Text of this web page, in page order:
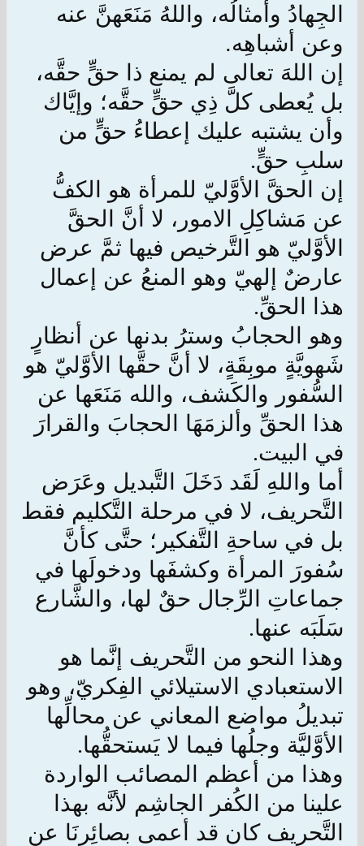
الجِهادُ وأمثالُه، واللهُ مَنَعَهنَّ عنه
وعن أشباهِه.
إن اللهَ تعالى لم يمنع ذا حقٍّ حقَّه،
بل يُعطى كلَّ ذِي حقٍّ حقَّه؛ وإيَّاك
وأن يشتبه عليك إعطاءُ حقٍّ من
سلبِ حقٍّ.
إن الحقَّ الأوَّليّ للمرأة هو الكفُّ
عن مَشاكِلِ الامور، لا أنَّ الحقَّ
الأوَّليّ هو التَّرخيص فيها ثمَّ عرض
عارضٌ إلهيّ وهو المنعُ عن إعمال
هذا الحقِّ.
وهو الحجابُ وسترُ بدنها عن أنظارٍ
شَهويَّةٍ موبِقَةٍ، لا أنَّ حقَّها الأوَّليّ هو
السُّفور والكَشف، والله مَنَعَها عن
هذا الحقِّ وألزمَهَا الحجابَ والقرارَ
في البيت.
أما واللهِ لَقَد دَخَلَ التَّبديل وعَرَض
التَّحريف، لا في مرحلة التَّكليم فقط
بل في ساحةِ التَّفكير؛ حتَّى كأنَّ
سُفورَ المرأة وكشفَها ودخولَها في
جماعاتِ الرِّجال حقٌ لها، والشَّارع
سَلَبَه عنها.
وهذا النحو من التَّحريف إنَّما هو
الاستعبادي الاستيلائي الفِكريّ، وهو
تبديلُ مواضع المعاني عن محالِّها
الأوَّليَّة وجلُها فيما لا يَستحقُّها.
وهذا من أعظم المصائب الواردة
علينا من الكُفر الجاشِم لأنَّه بهذا
التَّحريف كان قد أعمى بصائِرنَا عن